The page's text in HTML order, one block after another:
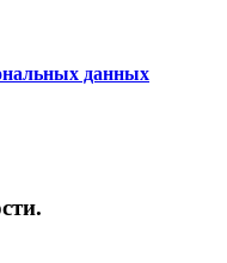
данных